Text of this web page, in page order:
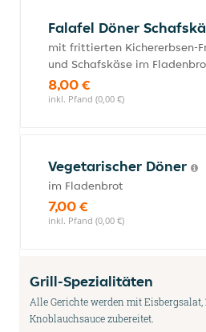
Falafel Döner
mit frittierten Kichererbsen-
und Schafskäse im
8,00 €
inkl. Pfand (0,00 €)
Vegetarischer Döner
im Fladenbrot
7,00 €
inkl. Pfand (0,00 €)
Grill-Spezialitäten
Alle Gerichte werden mit
Knoblauchsauce zubereitet.